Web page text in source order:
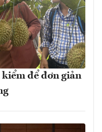
kiểm để đơn giản